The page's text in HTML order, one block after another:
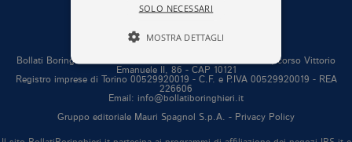
Bollati Boringhieri editore S.r.l. a socio unico Sede in Torino, corso Vittorio
Emanuele II, 86 - CAP 10121
Registro imprese di Torino 00529920019 - C.F. e P.IVA 00529920019 - REA
226606
Email: info@bollatiboringhieri.it
Gruppo editoriale Mauri Spagnol S.p.A. - Privacy Policy
SOLO NECESSARI
MOSTRA DETTAGLI
Tecnici ed equiparati
Profilazione